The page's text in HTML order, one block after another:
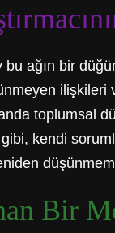
ağın bir
toplumsal
kendi
Bir